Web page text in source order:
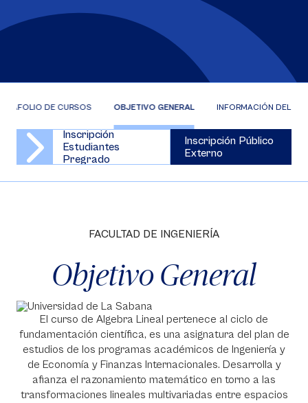
DE CURSOS OBJETIVO GENERAL INFORMACIÓN DEL
Inscripción
Estudiantes
Pregrado
Inscripción Público
Externo
FACULTAD DE INGENIERÍA
Objetivo General
El curso de Algebra Lineal pertenece al ciclo de
fundamentación científica, es una asignatura del plan de
estudios de los programas académicos de Ingeniería y
de Economía y Finanzas Internacionales. Desarrolla y
afianza el razonamiento matemático en torno a las
transformaciones lineales multivariadas entre espacios